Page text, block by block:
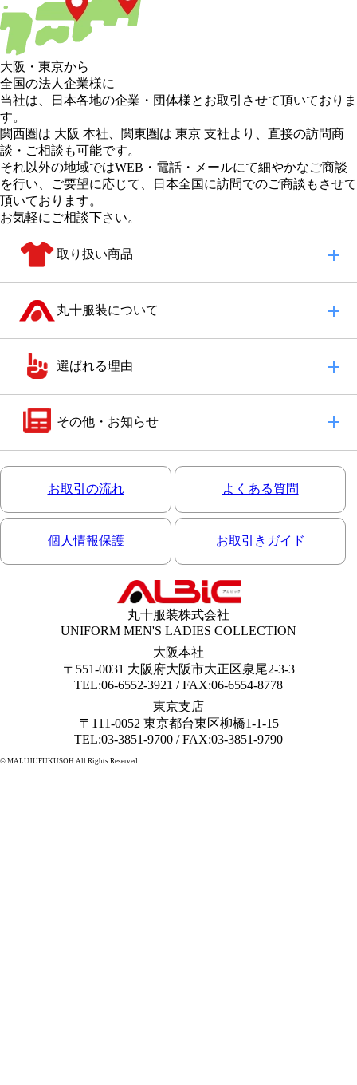
大阪 ・ 東京から
全国の法人企業様に
当社は、日本各地の企業・団体様とお取引させて頂いておりま
す。
関西圏は 大阪 本社、 関東圏は 東京 支社より、直接の訪問商
談・ご相談も可能です。
それ以外の地域ではWEB・電話・メールにて細やかなご商談
を行い、
ご要望に応じて、日本全国に訪問でのご商談もさせて
頂いております。
お気軽にご相談下さい。
取り扱い商品
丸十服装について
選ばれる理由
その他・お知らせ
お取引の流れ よくある質問
個人情報保護 お取引きガイド
丸十服装株式会社
UNIFORM MEN'S LADIES COLLECTION
大阪本社
〒551-0031 大阪府大阪市大正区泉尾2-3-3
TEL:06-6552-3921 / FAX:06-6554-8778
東京支店
〒111-0052 東京都台東区柳橋1-1-15
TEL:03-3851-9700 / FAX:03-3851-9790
© MALUJUFUKUSOH All Rights Reserved